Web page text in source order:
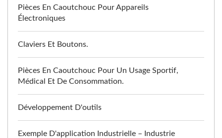
Pièces En Caoutchouc Pour Appareils
Électroniques
Claviers Et Boutons.
Pièces En Caoutchouc Pour Un Usage Sportif,
Médical Et De Consommation.
Développement D'outils
Exemple D'application Industrielle – Industrie